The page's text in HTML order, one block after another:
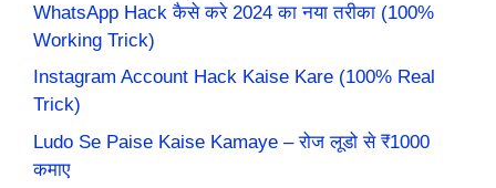
WhatsApp Hack कैसे करे 2024 का नया तरीका (100%
Working Trick)
Instagram Account Hack Kaise Kare (100% Real
Trick)
Ludo Se Paise Kaise Kamaye – रोज लूडो से ₹1000
कमाए